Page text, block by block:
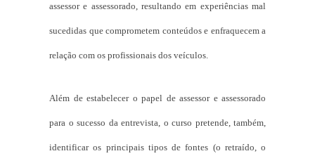
assessor e assessorado, resultando em experiências mal
sucedidas que comprometem conteúdos e enfraquecem a
relação com os profissionais dos veículos.
Além de estabelecer o papel de assessor e assessorado
para o sucesso da entrevista, o curso pretende, também,
identificar os principais tipos de fontes (o retraído, o